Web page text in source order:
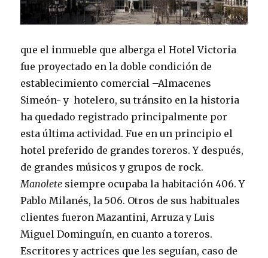
que el inmueble que alberga el Hotel Victoria
fue proyectado en la doble condición de
establecimiento comercial –Almacenes
Simeón- y hotelero, su tránsito en la historia
ha quedado registrado principalmente por
esta última actividad. Fue en un principio el
hotel preferido de grandes toreros. Y después,
de grandes músicos y grupos de rock.
Manolete siempre ocupaba la habitación 406. Y
Pablo Milanés, la 506. Otros de sus habituales
clientes fueron Mazantini, Arruza y Luis
Miguel Dominguín, en cuanto a toreros.
Escritores y actrices que les seguían, caso de